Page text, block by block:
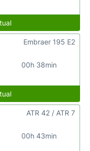
00h 38min
Embraer 195 E2
00h 43min
ATR 42 / ATR 7